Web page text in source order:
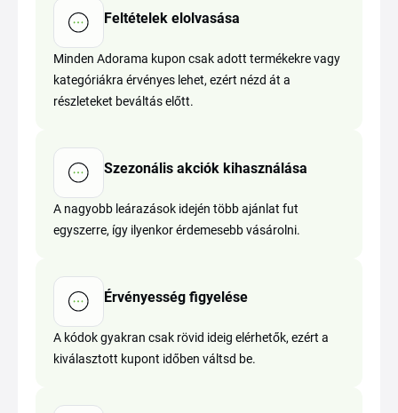
Feltételek elolvasása
Minden Adorama kupon csak adott termékekre vagy
kategóriákra érvényes lehet, ezért nézd át a
részleteket beváltás előtt.
Szezonális akciók kihasználása
A nagyobb leárazások idején több ajánlat fut
egyszerre, így ilyenkor érdemesebb vásárolni.
Érvényesség figyelése
A kódok gyakran csak rövid ideig elérhetők, ezért a
kiválasztott kupont időben váltsd be.